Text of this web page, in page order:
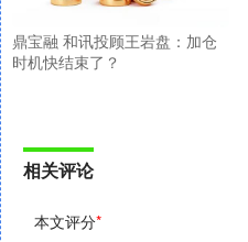
鼎宝融 和讯投顾王岩盘：加仓
时机快结束了？
相关评论
本文评分*